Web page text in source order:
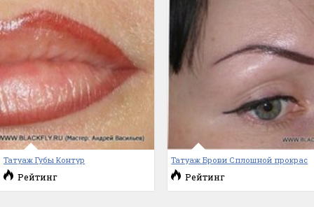
Татуаж Губы Контур
Рейтинг
Татуаж Брови Сплошной прокрас
Рейтинг